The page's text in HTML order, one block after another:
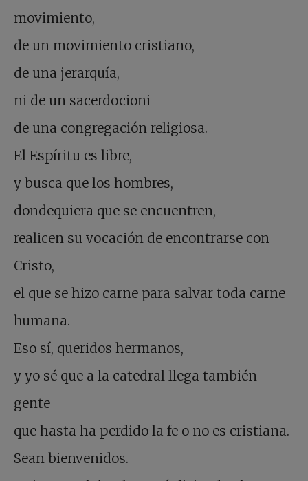
movimiento,
de un movimiento cristiano,
de una jerarquía,
ni de un sacerdocioni
de una congregación religiosa.
El Espíritu es libre,
y busca que los hombres,
dondequiera que se encuentren,
realicen su vocación de encontrarse con
Cristo,
el que se hizo carne para salvar toda carne
humana.
Eso sí, queridos hermanos,
y yo sé que a la catedral llega también
gente
que hasta ha perdido la fe o no es cristiana.
Sean bienvenidos.